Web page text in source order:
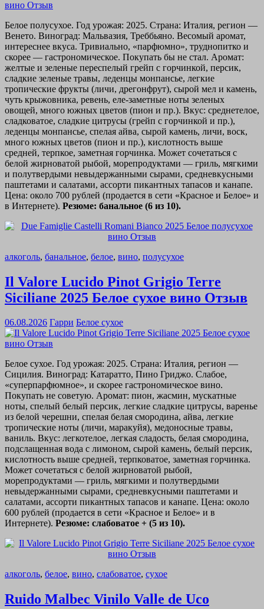
Белое полусухое. Год урожая: 2025. Страна: Италия, регион —
Венето. Виноград: Мальвазия, Треббьяно. Весомый аромат,
интереснее вкуса. Тривиально, «парфюмно», труднопитко и
скорее — гастрономическое. Покупать бы не стал. Аромат:
желтые и зеленые переспелый грейп с горчинкой, персик,
сладкие зеленые травы, леденцы монпансье, легкие
тропические фрукты (личи, дрегонфрут), сырой мел и камень,
чуть крыжовника, ревень, еле-заметные ноты зеленых
овощей, много южных цветов (пион и пр.). Вкус: среднетелое,
сладковатое, сладкие цитрусы (грейп с горчинкой и пр.),
леденцы монпансье, спелая айва, сырой камень, личи, воск,
много южных цветов (пион и пр.), кислотность выше
средней, терпкое, заметная горчинка. Может сочетаться с
белой жирноватой рыбой, морепродуктами — гриль, мягкими
и полутвердыми невыдержанными сырами, средневкусными
паштетами и салатами, ассорти пикантных тапасов и канапе.
Цена: около 700 рублей (продается в сети «Красное и Белое» и
в Интернете). Резюме: банальное (6 из 10).
алкоголь, банальное, белое, вино, полусухое
Il Valore Lucido Pinot Grigio Terre
Siciliane 2025 Белое сухое вино Отзыв
06.08.2026 Гарри Белое сухое
Белое сухое. Год урожая: 2025. Страна: Италия, регион —
Сицилия. Виноград: Катаратто, Пино Гриджо. Слабое,
«суперпарфюмное», и скорее гастрономическое вино.
Покупать не советую. Аромат: пион, жасмин, мускатные
ноты, спелый белый персик, легкие сладкие цитрусы, варенье
из белой черешни, спелая белая смородина, айва, легкие
тропические ноты (личи, маракуйя), медоносные травы,
ваниль. Вкус: легкотелое, легкая сладость, белая смородина,
подслащенная вода с лимоном, сырой камень, белый персик,
кислотность выше средней, терпковатое, заметная горчинка.
Может сочетаться с белой жирноватой рыбой,
морепродуктами — гриль, мягкими и полутвердыми
невыдержанными сырами, средневкусными паштетами и
салатами, ассорти пикантных тапасов и канапе. Цена: около
600 рублей (продается в сети «Красное и Белое» и в
Интернете). Резюме: слабоватое + (5 из 10).
алкоголь, белое, вино, слабоватое, сухое
Ruido Malbec Vinilo Valle de Uco